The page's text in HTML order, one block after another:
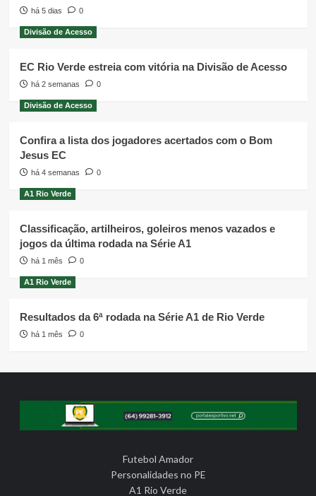
há 5 dias 0
Divisão de Acesso
EC Rio Verde estreia com vitória na Divisão de Acesso
há 2 semanas 0
Divisão de Acesso
Confira a lista dos jogadores acertados com o Bom
Jesus EC
há 4 semanas 0
A1 Rio Verde
Classificação, artilheiros, goleiros menos vazados e
jogos da última rodada na Série A1
há 1 mês 0
A1 Rio Verde
Resultados da 6ª rodada na Série A1 de Rio Verde
há 1 mês 0
Futebol Amador
Personalidades no PE
A1 Rio Verde